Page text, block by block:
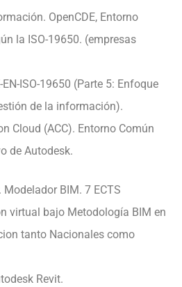
OpenCDE, Entorno
la ISO-19650. (empresas
ISO-19650 (Parte 5: Enfoque
de la información).
Cloud (ACC). Entorno Común
de Autodesk.
BIM. 7 ECTS
virtual bajo Metodología BIM en
tanto Nacionales como
Revit.